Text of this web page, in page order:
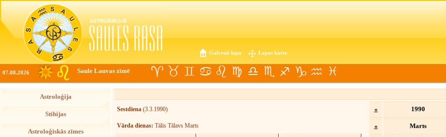
Galvenā lapa Lapas karte
07.08.2026 Saule Lauvas zīmē
Astroloģija
Stihijas
Astroloģiskās zīmes
Sestdiena (3.3.1990)
Vārda dienas: Tālis Tālavs Marts
« 1990
« Marts